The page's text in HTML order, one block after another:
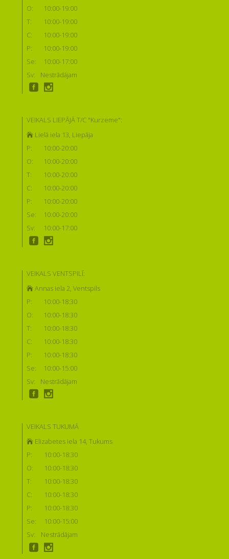
O:
10:00-19:00
T:
10:00-19:00
C:
10:00-19:00
P:
10:00-19:00
Se:
10:00-17:00
Sv:
Nestrādājam
VEIKALS LIEPĀJĀ T/C "Kurzeme":
Lielā iela 13, Liepāja
P:
10:00-20:00
O:
10:00-20:00
T:
10:00-20:00
C:
10:00-20:00
P:
10:00-20:00
Se:
10:00-20:00
Sv:
10:00-17:00
VEIKALS VENTSPILĪ:
Annas iela 2, Ventspils
P:
10:00-18:30
O:
10:00-18:30
T:
10:00-18:30
C:
10:00-18:30
P:
10:00-18:30
Se:
10:00-15:00
Sv:
Nestrādājam
VEIKALS TUKUMĀ
Elizabetes iela 14, Tukums
P:
10:00-18:30
O:
10:00-18:30
T:
10:00-18:30
C:
10:00-18:30
P:
10:00-18:30
Se:
10:00-15:00
Sv:
Nestrādājam